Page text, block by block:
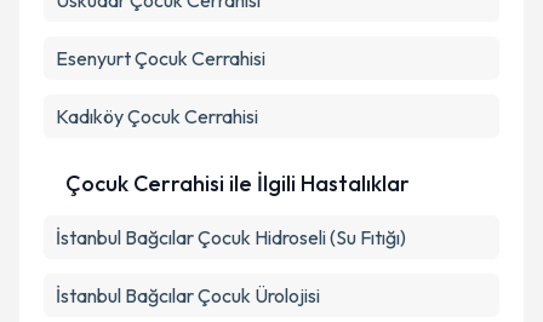
Üsküdar Çocuk Cerrahisi
Esenyurt Çocuk Cerrahisi
Kadıköy Çocuk Cerrahisi
Çocuk Cerrahisi ile İlgili Hastalıklar
İstanbul Bağcılar Çocuk Hidroseli (Su Fıtığı)
İstanbul Bağcılar Çocuk Ürolojisi